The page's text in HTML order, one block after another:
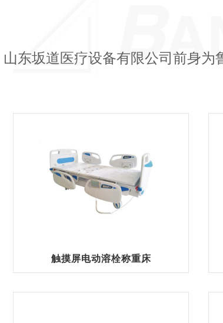
山东坂道医疗设备有限公司前身
触摸屏电动溶栓称重床